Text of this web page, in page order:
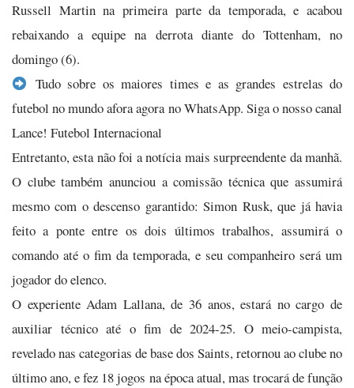
Russell Martin na primeira parte da temporada, e acabou
rebaixando a equipe na derrota diante do Tottenham, no
domingo (6).
Tudo sobre os maiores times e as grandes estrelas do
futebol no mundo afora agora no WhatsApp. Siga o nosso canal
Lance! Futebol Internacional
Entretanto, esta não foi a notícia mais surpreendente da manhã.
O clube também anunciou a comissão técnica que assumirá
mesmo com o descenso garantido: Simon Rusk, que já havia
feito a ponte entre os dois últimos trabalhos, assumirá o
comando até o fim da temporada, e seu companheiro será um
jogador do elenco.
O experiente Adam Lallana, de 36 anos, estará no cargo de
auxiliar técnico até o fim de 2024-25. O meio-campista,
revelado nas categorias de base dos Saints, retornou ao clube no
último ano, e fez 18 jogos na época atual, mas trocará de função